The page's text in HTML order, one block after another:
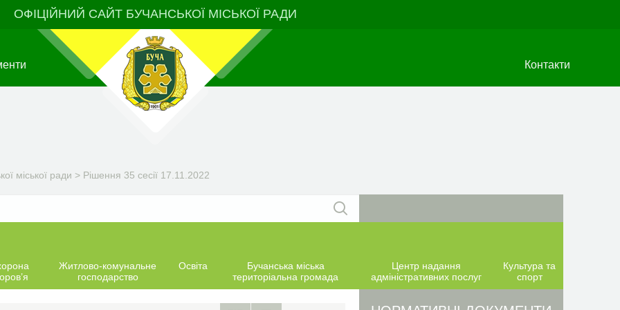
ОФІЦІЙНИЙ САЙТ БУЧАНСЬКОЇ МІСЬКОЇ РАДИ
Контакти
міської ради > Рішення 35 сесії 17.11.2022
Житлово-комунальне
господарство
Освіта
Бучанська міська
територіальна громада
Центр надання
адміністративних послуг
Культура та
спорт